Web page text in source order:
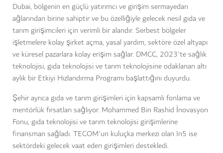
Dubai, bölgenin en güçlü yatırımcı ve girişim sermayedarı
ağlarından birine sahiptir ve bu özelliğiyle gelecek nesil gıda ve
tarım girişimcileri için verimli bir alandır. Serbest bölgeler
işletmelere kolay şirket açma, yasal yardım, sektöre özel altyapı
ve küresel pazarlara kolay erişim sağlar. DMCC, 2023'te sağlık
teknolojisi, gıda teknolojisi ve tarım teknolojisine odaklanan altı
aylık bir Etkiyi Hızlandırma Programı başlattığını duyurdu.
Şehir ayrıca gıda ve tarım girişimleri için kapsamlı fonlama ve
mentörlük fırsatları sağlıyor. Mohammed Bin Rashid İnovasyon
Fonu, gıda teknolojisi ve tarım teknolojisi girişimlerine
finansman sağladı. TECOM'un kuluçka merkezi olan In5 ise
sektördeki gelecek vaat eden girişimleri destekledi.